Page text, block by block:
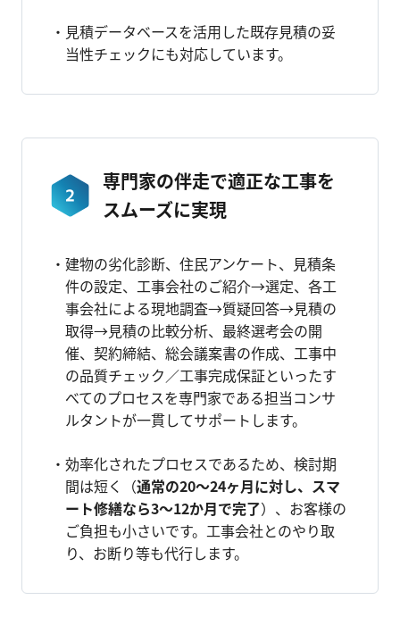
見積データベースを活用した既存見積の妥
当性チェックにも対応しています。
専門家の伴走で適正な工事を
スムーズに実現
建物の劣化診断、住民アンケート、見積条
件の設定、工事会社のご紹介→選定、各工
事会社による現地調査→質疑回答→見積の
取得→見積の比較分析、最終選考会の開
催、契約締結、総会議案書の作成、工事中
の品質チェック／工事完成保証といったす
べてのプロセスを専門家である担当コンサ
ルタントが一貫してサポートします。
効率化されたプロセスであるため、検討期
間は短く（通常の20～24ヶ月に対し、スマ
ート修繕なら3～12か月で完了）、お客様の
ご負担も小さいです。工事会社とのやり取
り、お断り等も代行します。